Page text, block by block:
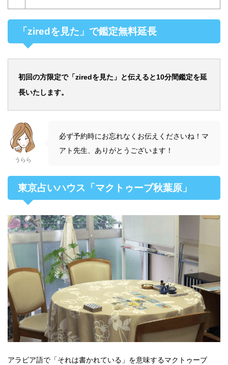
「ziredを見た」で鑑定無料延長
初回の方限定で「ziredを見た」と伝えると10分間鑑定を延
長いたします。
うらら
必ず予約時にお忘れなくお伝えくださいね！マ
アト先生、ありがとうございます！
東京占いハウス「マクトゥーブ秋葉原」
アラビア語で「それは書かれている」を意味するマクトゥーブ